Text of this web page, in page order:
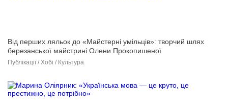
Від перших ляльок до «Майстерні умільців»: творчий шлях
березанської майстрині Олени Прокопишеної
Публікації / Хобі / Культура